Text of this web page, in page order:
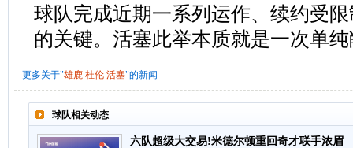
球队完成近期一系列运作、续约受
的关键。活塞此举本质就是一次单
更多关于"雄鹿 杜伦 活塞"的新闻
球队相关动态
六队超级大交易!米德尔顿重回奇才联手浓眉